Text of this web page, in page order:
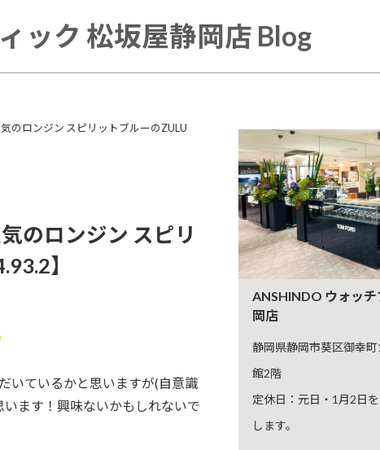
ック 松坂屋静岡店 Blog
のロンジン スピリットブルーのZULU
のロンジン スピリ
】
いているかと思いますが(自意識
ます！興味ないかもしれないで
ANSHINDO ウォッ
岡店
静岡県静岡市葵区御幸
館2階
定休日：元日・1月2日
します。